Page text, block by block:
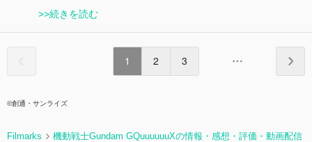
>>続きを読む
1 2 3
©創通・サンライズ
Filmarks
機動戦士Gundam GQuuuuuuXの情報・感想・評価・動画配信